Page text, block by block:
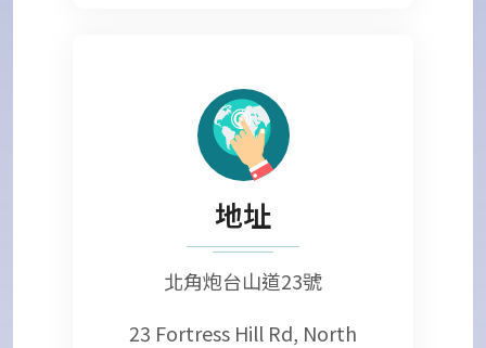
地址
北角炮台山道23號
23 Fortress Hill Rd, North